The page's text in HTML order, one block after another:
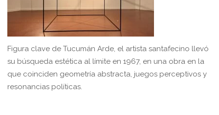
Figura clave de Tucumán Arde, el artista santafecino llevó
su búsqueda estética al límite en 1967, en una obra en la
que coinciden geometría abstracta, juegos perceptivos y
resonancias políticas.